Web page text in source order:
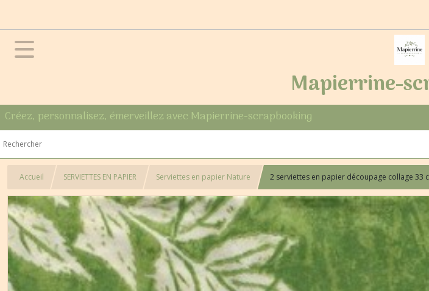
Mapierrine-
Créez, personnalisez, émerveillez avec Mapierrine-scrapbooking
Accueil SERVIETTES EN PAPIER Serviettes en papier Nature 2 serviettes en papier découpage collage 33 cm